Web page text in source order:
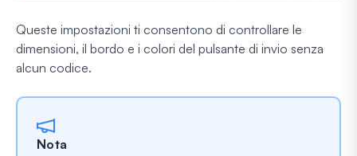
Queste impostazioni ti consentono di controllare le
dimensioni, il bordo e i colori del pulsante di invio senza
alcun codice.
Nota